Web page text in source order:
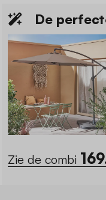
De
Zie de combi